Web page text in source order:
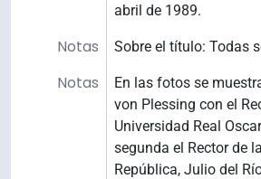
abril de 1989.
Notas Sobre el título: Todas
Notas
En las fotos se
von Plessing con el
Universidad Real
segunda el Rector de
República, Julio del